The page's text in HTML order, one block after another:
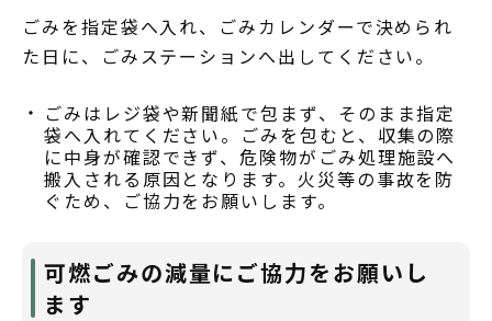
ごみを指定袋へ入れ、ごみカレンダーで決められ
た日に、ごみステーションへ出してください。
ごみはレジ袋や新聞紙で包まず、そのまま指定
袋へ入れてください。ごみを包むと、収集の際
に中身が確認できず、危険物がごみ処理施設へ
搬入される原因となります。火災等の事故を防
ぐため、ご協力をお願いします。
可燃ごみの減量にご協力をお願いし
ます